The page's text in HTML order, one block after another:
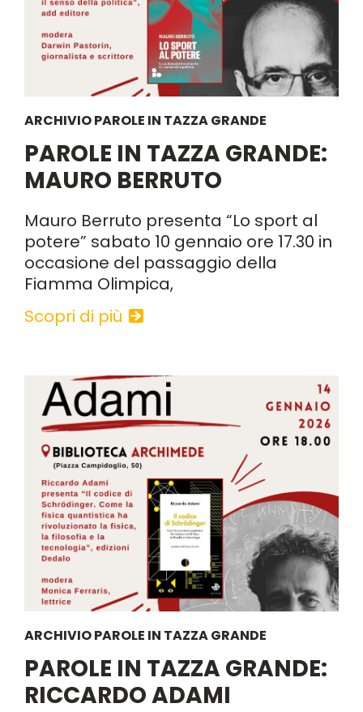
ARCHIVIO PAROLE IN TAZZA GRANDE
PAROLE IN TAZZA GRANDE:
MAURO BERRUTO
Mauro Berruto presenta “Lo sport al
potere” sabato 10 gennaio ore 17.30 in
occasione del passaggio della
Fiamma Olimpica,
Scopri di più
ARCHIVIO PAROLE IN TAZZA GRANDE
PAROLE IN TAZZA GRANDE:
RICCARDO ADAMI